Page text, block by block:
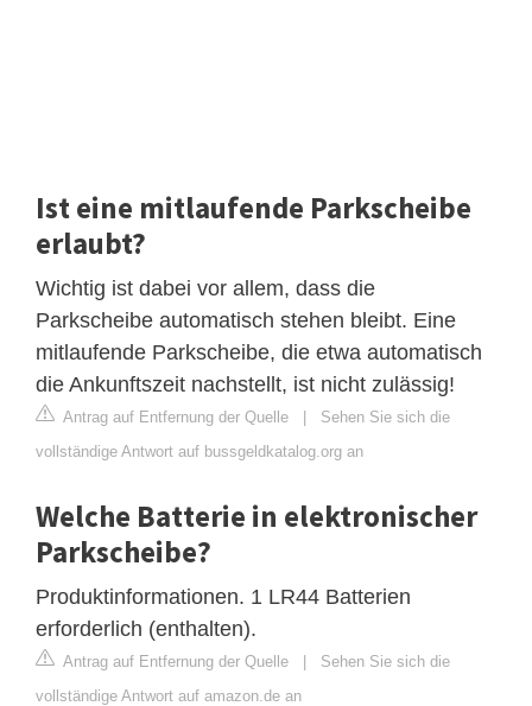
Ist eine mitlaufende Parkscheibe
erlaubt?
Wichtig ist dabei vor allem, dass die
Parkscheibe automatisch stehen bleibt. Eine
mitlaufende Parkscheibe, die etwa automatisch
die Ankunftszeit nachstellt, ist nicht zulässig!
Antrag auf Entfernung der Quelle | Sehen Sie sich die
vollständige Antwort auf bussgeldkatalog.org an
Welche Batterie in elektronischer
Parkscheibe?
Produktinformationen. ‎1 LR44 Batterien
erforderlich (enthalten).
Antrag auf Entfernung der Quelle | Sehen Sie sich die
vollständige Antwort auf amazon.de an